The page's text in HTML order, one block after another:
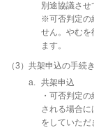
別途協議させ
※可否判定の
せん。やむを
ます。
（3） 共架申込の手続き
a.
共架申込
・可否判定
される場合
をしていただ